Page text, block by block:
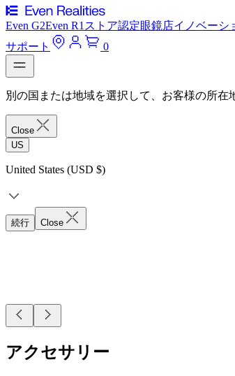
Even G2Even R1 ストア認定眼鏡店イノベーシ
サポート
0
別の国または地域を選択して、お客様の所在
Close
US
United States (USD $)
続行 Close
アクセサリー